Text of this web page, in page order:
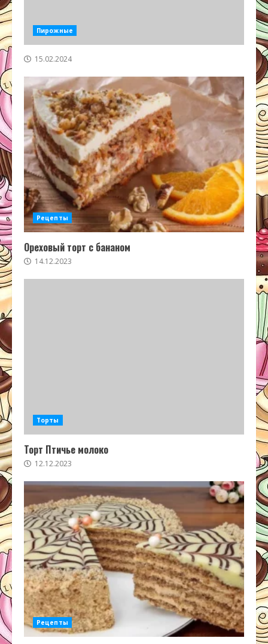
Пирожные
15.02.2024
Рецепты
Ореховый торт с бананом
14.12.2023
Торты
Торт Птичье молоко
12.12.2023
Рецепты